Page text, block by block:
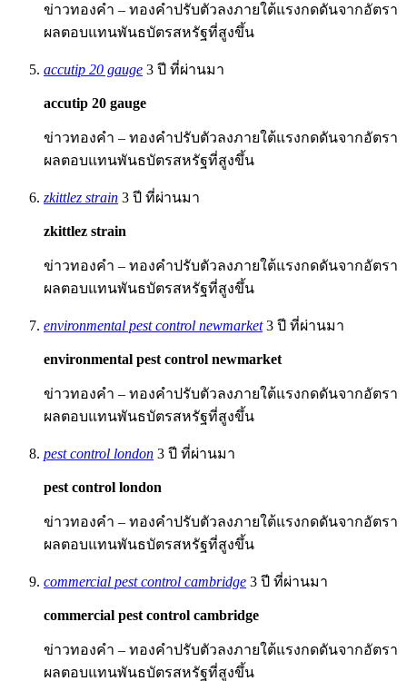
ข่าวทองคำ – ทองคำปรับตัวลงภายใต้แรงกดดันจากอัตรา
ผลตอบแทนพันธบัตรสหรัฐที่สูงขึ้น
accutip 20 gauge 3 ปี ที่ผ่านมา
accutip 20 gauge
ข่าวทองคำ – ทองคำปรับตัวลงภายใต้แรงกดดันจากอัตรา
ผลตอบแทนพันธบัตรสหรัฐที่สูงขึ้น
zkittlez strain 3 ปี ที่ผ่านมา
zkittlez strain
ข่าวทองคำ – ทองคำปรับตัวลงภายใต้แรงกดดันจากอัตรา
ผลตอบแทนพันธบัตรสหรัฐที่สูงขึ้น
environmental pest control newmarket 3 ปี ที่ผ่านมา
environmental pest control newmarket
ข่าวทองคำ – ทองคำปรับตัวลงภายใต้แรงกดดันจากอัตรา
ผลตอบแทนพันธบัตรสหรัฐที่สูงขึ้น
pest control london 3 ปี ที่ผ่านมา
pest control london
ข่าวทองคำ – ทองคำปรับตัวลงภายใต้แรงกดดันจากอัตรา
ผลตอบแทนพันธบัตรสหรัฐที่สูงขึ้น
commercial pest control cambridge 3 ปี ที่ผ่านมา
commercial pest control cambridge
ข่าวทองคำ – ทองคำปรับตัวลงภายใต้แรงกดดันจากอัตรา
ผลตอบแทนพันธบัตรสหรัฐที่สูงขึ้น